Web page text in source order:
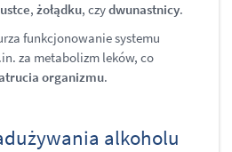
, żołądku, czydwunastnicy.
funkcjonowanie systemu
za metabolizm leków, co
organizmu.
alkoholu